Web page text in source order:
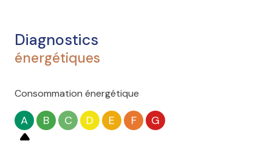
Diagnostics
énergétiques
Consommation énergétique
A B C D E F G